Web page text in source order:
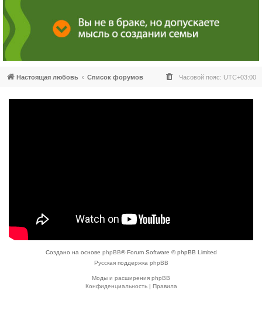
Настоящая любовь Список форумов Часовой пояс: UTC+03:00
Создано на основе phpBB® Forum Software © phpBB Limited
Русская поддержка phpBB
Моды и расширения phpBB
Конфиденциальность| Правила